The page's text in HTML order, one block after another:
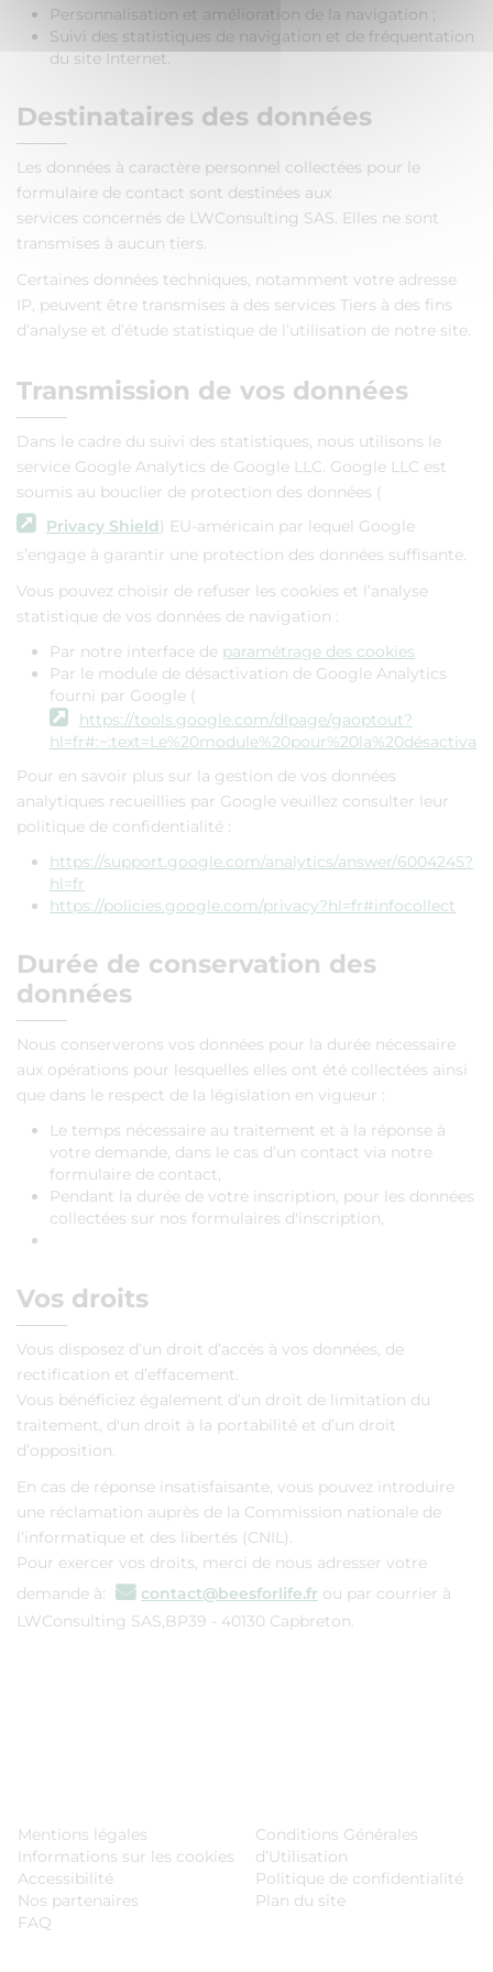
Personnalisation et amélioration de la navigation ;
Suivi des statistiques de navigation et de fréquentation
du site Internet.
Destinataires des données
Les données à caractère personnel collectées pour le
formulaire de contact sont destinées aux
services concernés de LWConsulting SAS. Elles ne sont
transmises à aucun tiers.
Certaines données techniques, notamment votre adresse
IP, peuvent être transmises à des services Tiers à des fins
d’analyse et d’étude statistique de l’utilisation de notre site.
Transmission de vos données
Dans le cadre du suivi des statistiques, nous utilisons le
service Google Analytics de Google LLC. Google LLC est
soumis au bouclier de protection des données (
Privacy Shield) EU-américain par lequel Google
s’engage à garantir une protection des données suffisante.
Vous pouvez choisir de refuser les cookies et l’analyse
statistique de vos données de navigation :
Par notre interface de paramétrage des cookies
Par le module de désactivation de Google Analytics
fourni par Google (
https://tools.google.com/dlpage/gaoptout?
Pour en savoir plus sur la gestion de vos données
analytiques recueillies par Google veuillez consulter leur
politique de confidentialité :
https://support.google.com/analytics/answer/6004245?
hl=fr
https://policies.google.com/privacy?hl=fr#infocollect
Durée de conservation des
données
Nous conserverons vos données pour la durée nécessaire
aux opérations pour lesquelles elles ont été collectées ainsi
que dans le respect de la législation en vigueur :
Le temps nécessaire au traitement et à la réponse à
votre demande, dans le cas d’un contact via notre
formulaire de contact,
Pendant la durée de votre inscription, pour les données
collectées sur nos formulaires d'inscription,
Vos droits
Vous disposez d’un droit d’accès à vos données, de
rectification et d’effacement.
Vous bénéficiez également d’un droit de limitation du
traitement, d'un droit à la portabilité et d’un droit
d’opposition.
En cas de réponse insatisfaisante, vous pouvez introduire
une réclamation auprès de la Commission nationale de
l’informatique et des libertés (CNIL).
Pour exercer vos droits, merci de nous adresser votre
demande à:
contact@beesforlife.fr ou par courrier à
LWConsulting SAS,BP39 - 40130 Capbreton.
Mentions légales
Informations sur les cookies
Accessibilité
Nos partenaires
FAQ
Conditions Générales
d’Utilisation
Politique de confidentialité
Plan du site